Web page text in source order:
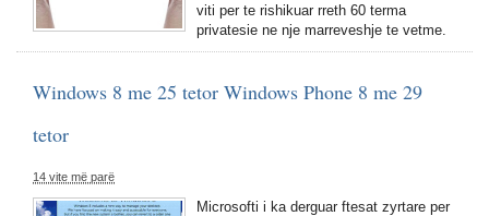
viti per te rishikuar rreth 60 terma
privatesie ne nje marreveshje te vetme.
Windows 8 me 25 tetor Windows Phone 8 me 29
tetor
14 vite më parë
Microsofti i ka derguar ftesat zyrtare per